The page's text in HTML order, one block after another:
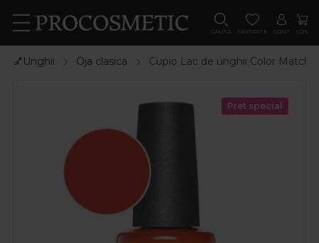
CAUTA FAVORITE CONT COS
💅Unghii Oja clasica Cupio Lac de unghii Color Match -
Pret special